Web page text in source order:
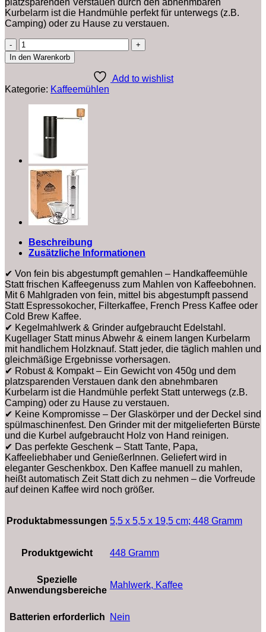
Kurbelarm ist die Handmühle perfekt für unterwegs (z.B.
Camping) oder zu Hause zu verstauen.
SILBERTHAL
Kaffeemühle
Manuell
-
Verstellbarer
Mahlgrad
und
Glas
Ersatzglas
Menge
In den Warenkorb
Add to wishlist
Kategorie: Kaffeemühlen
Beschreibung
Zusätzliche Informationen
✔ Von fein bis abgestumpft gemahlen – Handkaffeemühle
Statt frischen Kaffeegenuss zum Mahlen von Kaffeebohnen.
Mit 6 Mahlgraden von fein, mittel bis abgestumpft passend
Statt Espressokocher, Filterkaffee, French Press Kaffee oder
Cold Brew Kaffee.
✔ Kegelmahlwerk & Grinder aufgebraucht Edelstahl.
Kugellager Statt minus Abwehr & einem langen Kurbelarm
mit handlichem Holzknauf. Statt jeder, die täglich mahlen und
gleichmäßige Ergebnisse vorhersagen.
✔ Robust & Kompakt – Ein Gewicht von 450g und dem
platzsparenden Verstauen dank den abnehmbaren
Kurbelarm ist die Handmühle perfekt Statt unterwegs (z.B.
Camping) oder zu Hause zu verstauen.
✔ Keine Kompromisse – Der Glaskörper und der Deckel sind
spülmaschinenfest. Den Grinder mit der mitgelieferten Bürste
und die Kurbel aufgebraucht Holz von Hand reinigen.
✔ Das perfekte Geschenk – Statt Tante, Papa,
Kaffeeliebhaber und GenießerInnen. Geliefert wird in
eleganter Geschenkbox. Den Kaffee manuell zu mahlen,
heißt automatisch Zeit Statt dich zu nehmen – die Vorfreude
auf deinen Kaffee wird noch größer.
Produktabmessungen ‎5,5 x 5,5 x 19,5 cm; 448 Gramm
Produktgewicht ‎448 Gramm
Spezielle
Anwendungsbereiche
‎Mahlwerk, Kaffee
Batterien erforderlich ‎Nein